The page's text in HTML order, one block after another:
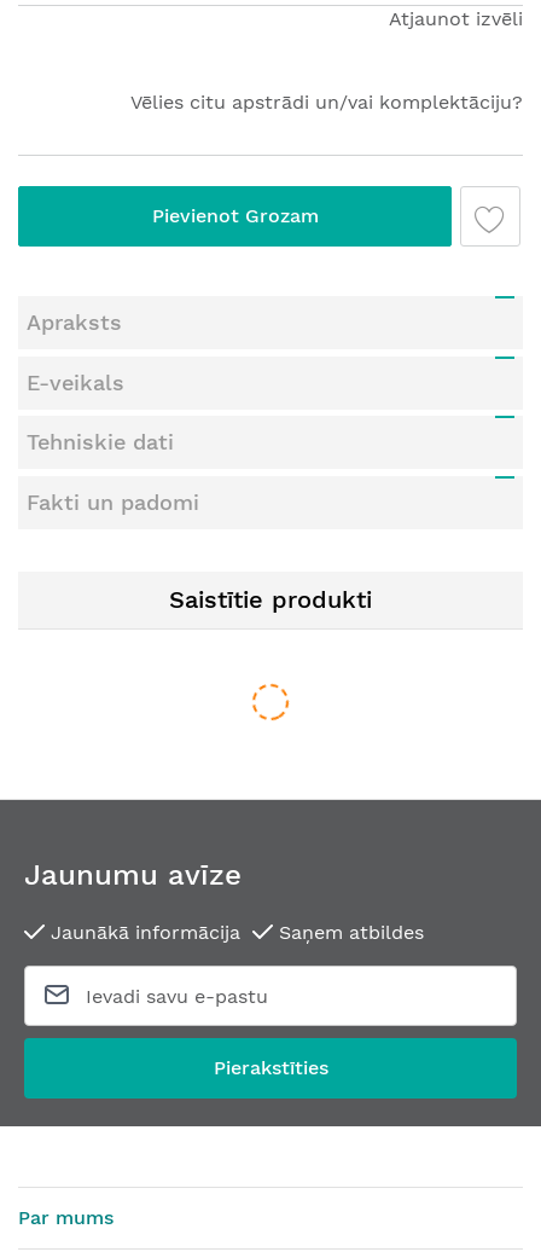
Atjaunot izvēli
Vēlies citu apstrādi un/vai komplektāciju?
Pievienot Grozam
Apraksts
E-veikals
Tehniskie dati
Fakti un padomi
Saistītie produkti
Regulējamā pretplāksne 94 0017
No 1,63 €
No 8,42 €
Jaunumu avīze
Jaunākā informācija Saņem atbildes
Pierakstīties
Par mums